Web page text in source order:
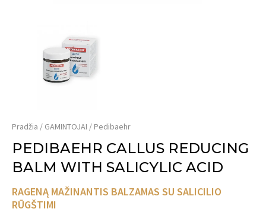
Pradžia GAMINTOJAI Pedibaehr
PEDIBAEHR CALLUS REDUCING
BALM WITH SALICYLIC ACID
RAGENĄ MAŽINANTIS BALZAMAS SU SALICILIO
RŪGŠTIMI